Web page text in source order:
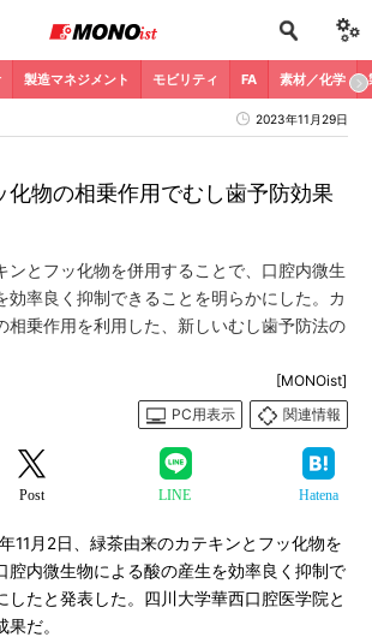
製造マネジメント モビリティ FA 素材／化学
2023年11月29日
化物の相乗作用でむし歯予防効果
ンとフッ化物を併用することで、口腔内微生
効率良く抑制できることを明らかにした。カ
相乗作用を利用した、新しいむし歯予防法の
[MONOist]
PC用表示
関連情報
Post LINE Hatena
11月2日、緑茶由来のカテキンとフッ化物を
腔内微生物による酸の産生を効率良く抑制で
したと発表した。四川大学華西口腔医学院と
だ。